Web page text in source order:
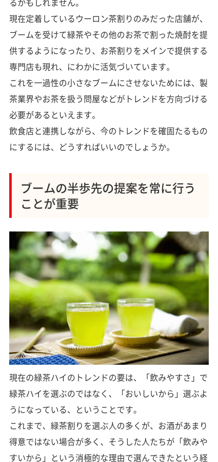
現在定着しているウーロン茶割りのみだった店舗が、
ブームを受けて緑茶やその他のお茶で割った焼酎を提
供するようになったり、お茶割りをメインで提供する
専門店も現れ、にわかに活気づいています。
これを一過性の小さなブームにさせないためには、製
茶業界やお茶を扱う問屋などがトレンドを方向づける
必要があるといえます。
飲食店と連携しながら、今のトレンドを確固たるもの
にするには、どうすればいいのでしょうか。
ブームの半歩先の提案を常に行う
ことが重要
現在の緑茶ハイのトレンドの要は、「飲みやすさ」で
緑茶ハイを選ぶのではなく、「おいしいから」選ぶよ
うになっている、ということです。
これまで、緑茶割りを選ぶ人の多くが、お酒があまり
得意ではない場合が多く、そうした人たちが「飲みや
すいから」という消極的な理由で選んできたという経